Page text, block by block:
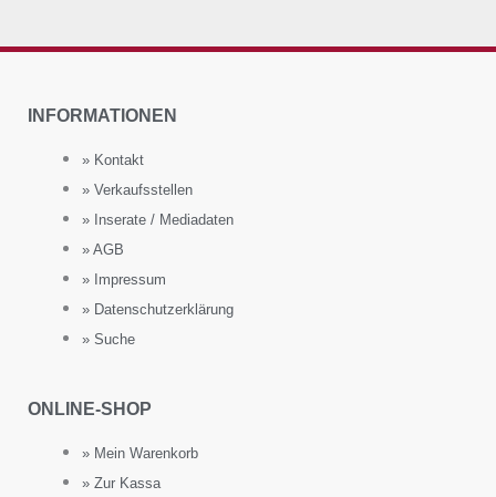
INFORMATIONEN
» Kontakt
» Verkaufsstellen
» Inserate / Mediadaten
» AGB
» Impressum
» Datenschutzerklärung
» Suche
ONLINE-SHOP
» Mein Warenkorb
» Zur Kassa